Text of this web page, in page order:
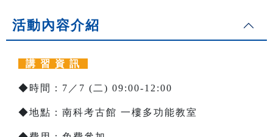
活動內容介紹
講 習 資 訊
◆時間：7／7 (二) 09:00-12:00
◆地點：南科考古館 一樓多功能教室